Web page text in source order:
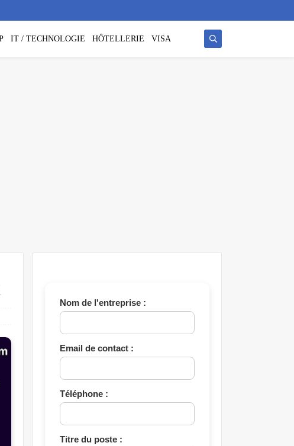
IT / TECHNOLOGIE HÔTELLERIE VISA
Nom de l'entreprise :
Email de contact :
Téléphone :
Titre du poste :